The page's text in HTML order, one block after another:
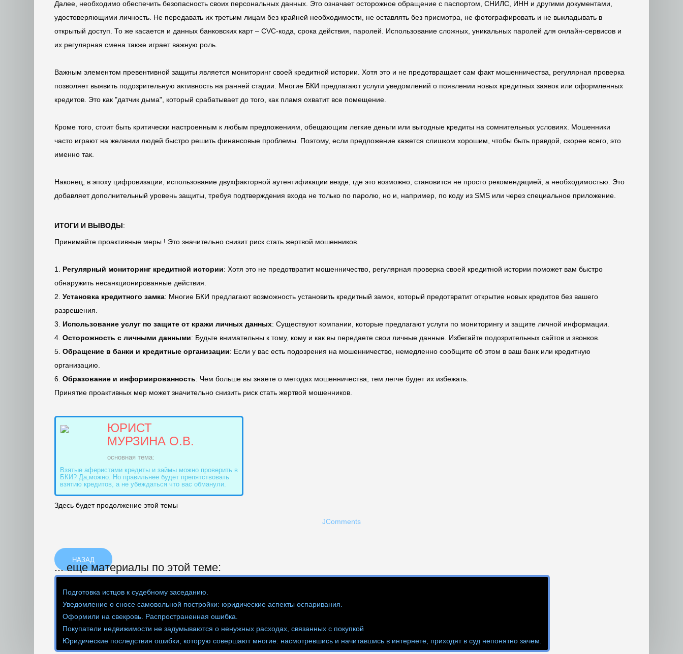
Далее, необходимо обеспечить безопасность своих персональных данных. Это означает осторожное обращение с паспортом, СНИЛС, ИНН и другими документами,
удостоверяющими личность. Не передавать их третьим лицам без крайней необходимости, не оставлять без присмотра, не фотографировать и не выкладывать в
открытый доступ. То же касается и данных банковских карт – CVC-кода, срока действия, паролей. Использование сложных, уникальных паролей для онлайн-сервисов и
их регулярная смена также играет важную роль.
Важным элементом превентивной защиты является мониторинг своей кредитной истории. Хотя это и не предотвращает сам факт мошенничества, регулярная проверка
позволяет выявить подозрительную активность на ранней стадии. Многие БКИ предлагают услуги уведомлений о появлении новых кредитных заявок или оформленных
кредитов. Это как "датчик дыма", который срабатывает до того, как пламя охватит все помещение.
Кроме того, стоит быть критически настроенным к любым предложениям, обещающим легкие деньги или выгодные кредиты на сомнительных условиях. Мошенники
часто играют на желании людей быстро решить финансовые проблемы. Поэтому, если предложение кажется слишком хорошим, чтобы быть правдой, скорее всего, это
именно так.
Наконец, в эпоху цифровизации, использование двухфакторной аутентификации везде, где это возможно, становится не просто рекомендацией, а необходимостью. Это
добавляет дополнительный уровень защиты, требуя подтверждения входа не только по паролю, но и, например, по коду из SMS или через специальное приложение.
ИТОГИ И ВЫВОДЫ:
Принимайте проактивные меры ! Это значительно снизит риск стать жертвой мошенников.
1. Регулярный мониторинг кредитной истории: Хотя это не предотвратит мошенничество, регулярная проверка своей кредитной истории поможет вам быстро
обнаружить несанкционированные действия.
2.Установка кредитного замка: Многие БКИ предлагают возможность установить кредитный замок, который предотвратит открытие новых кредитов без вашего
разрешения.
3. Использование услуг по защите от кражи личных данных: Существуют компании, которые предлагают услуги по мониторингу и защите личной информации.
4.Осторожность с личными данными: Будьте внимательны к тому, кому и как вы передаете свои личные данные. Избегайте подозрительных сайтов и звонков.
5.Обращение в банки и кредитные организации: Если у вас есть подозрения на мошенничество, немедленно сообщите об этом в ваш банк или кредитную
организацию.
6.Образование и информированность: Чем больше вы знаете о методах мошенничества, тем легче будет их избежать.
Принятие проактивных мер может значительно снизить риск стать жертвой мошенников.
ЮРИСТ
МУРЗИНА О.В.
основная тема:
Взятые аферистами кредиты и займы можно проверить в
БКИ? Да,можно. Но правильнее будет препятствовать
взятию кредитов, а не убеждаться что вас обманули.
Здесь будет продолжение этой темы
JComments
НАЗАД
... еще материалы по этой теме:
Подготовка истцов к судебному заседанию.
Уведомление о сносе самовольной постройки: юридические аспекты оспаривания.
Оформили на свекровь. Распространенная ошибка.
Покупатели недвижимости не задумываются о ненужных расходах, связанных с покупкой
Юридические последствия ошибки, которую совершают многие: насмотревшись и начитавшись в интернете, приходят в суд непонятно зачем.